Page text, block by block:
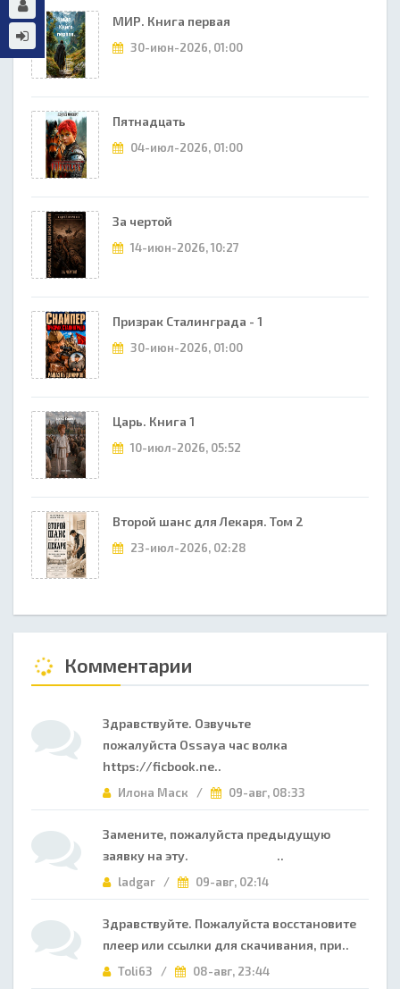
МИР. Книга первая
30-июн-2026, 01:00
Пятнадцать
04-июл-2026, 01:00
За чертой
14-июн-2026, 10:27
Призрак Сталинграда - 1
30-июн-2026, 01:00
Царь. Книга 1
10-июл-2026, 05:52
Второй шанс для Лекаря. Том 2
23-июл-2026, 02:28
Комментарии
Здравствуйте. Озвучьте
пожалуйста Ossaya час волка
https://ficbook.ne..
Илона Маск / 09-авг, 08:33
Замените, пожалуйста предыдущую
заявку на эту. ..
ladgar / 09-авг, 02:14
Здравствуйте. Пожалуйста восстановите
плеер или ссылки для скачивания, при..
Toli63 / 08-авг, 23:44